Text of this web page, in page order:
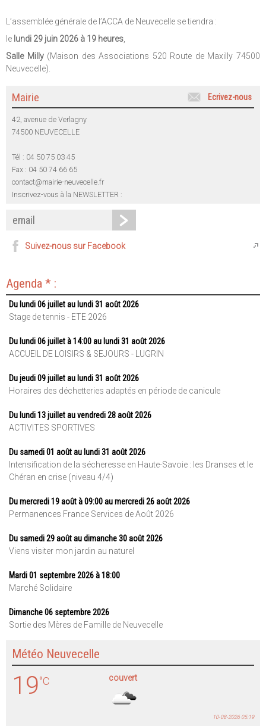
L’assemblée générale de l’ACCA de Neuvecelle se tiendra :
le lundi 29 juin 2026 à 19 heures
Salle Milly(Maison des Associations 520 Route de Maxilly 74500
Neuvecelle).
Mairie Ecrivez-nous
42, avenue de Verlagny
74500 NEUVECELLE
Tél : 04 50 75 03 45
Fax : 04 50 74 66 65
contact@mairie-neuvecelle.fr
Inscrivez-vous à la NEWSLETTER :
Suivez-nous sur Facebook
Agenda * :
Du lundi 06 juillet au lundi 31 août 2026
Stage de tennis - ETE 2026
Du lundi 06 juillet à 14:00 au lundi 31 août 2026
ACCUEIL DE LOISIRS & SEJOURS - LUGRIN
Du jeudi 09 juillet au lundi 31 août 2026
Horaires des déchetteries adaptés en période de canicule
Du lundi 13 juillet au vendredi 28 août 2026
ACTIVITES SPORTIVES
Du samedi 01 août au lundi 31 août 2026
Intensification de la sécheresse en Haute-Savoie : les Dranses et le
Chéran en crise (niveau 4/4)
Du mercredi 19 août à 09:00 au mercredi 26 août 2026
Permanences France Services de Août 2026
Du samedi 29 août au dimanche 30 août 2026
Viens visiter mon jardin au naturel
Mardi 01 septembre 2026 à 18:00
Marché Solidaire
Dimanche 06 septembre 2026
Sortie des Mères de Famille de Neuvecelle
Météo Neuvecelle
couvert
19°C
10-08-2026 05:19